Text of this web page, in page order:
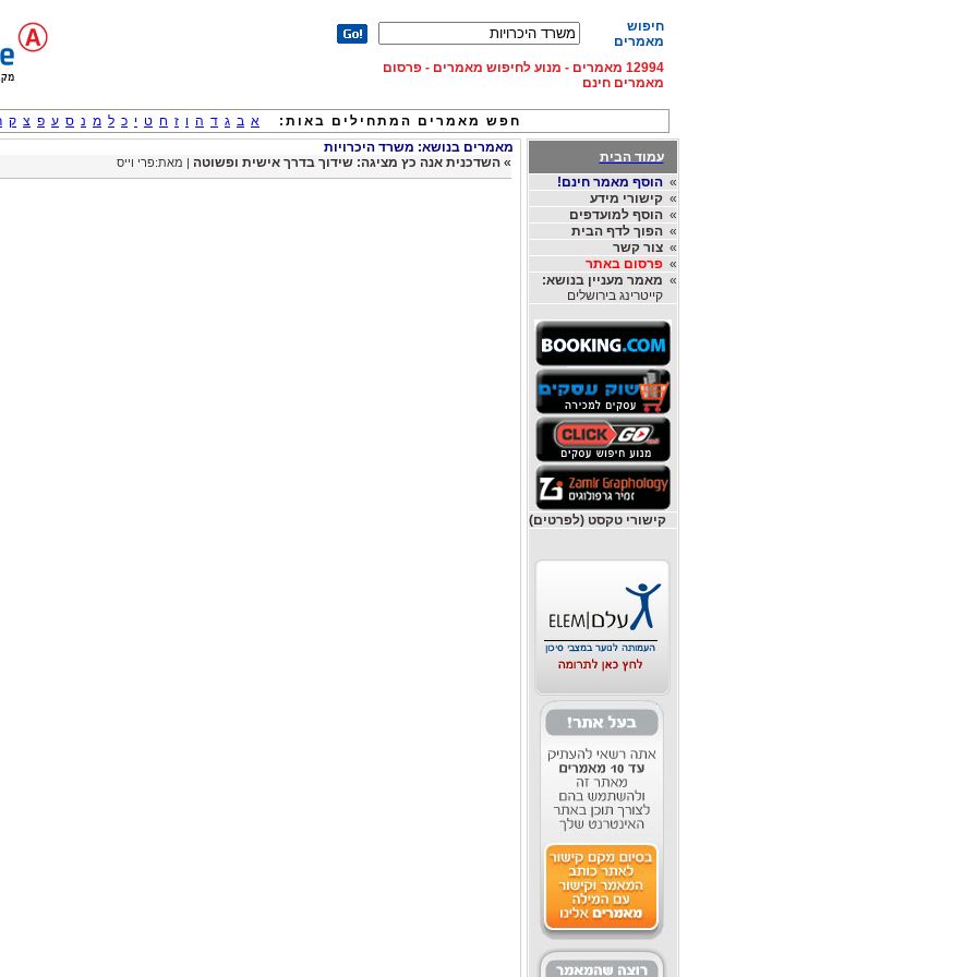
חיפוש
מאמרים
12994 מאמרים - מנוע לחיפוש מאמרים - פרסום
מאמרים חינם
חפש מאמרים המתחילים באות: א ב ג ד ה ו ז ח ט י כ ל מ נ ס ע פ צ ק
עמוד הבית
»הוסף מאמר חינם!
»קישורי מידע
»הוסף למועדפים
»הפוך לדף הבית
»צור קשר
»פרסום באתר
» מאמר מעניין בנושא:
קייטרינג בירושלים
קישורי טקסט (לפרטים)
מאמרים בנושא: משרד היכרויות
» השדכנית אנה כץ מציגה: שידוך בדרך אישית ופשוטה | מאת:פרי וייס